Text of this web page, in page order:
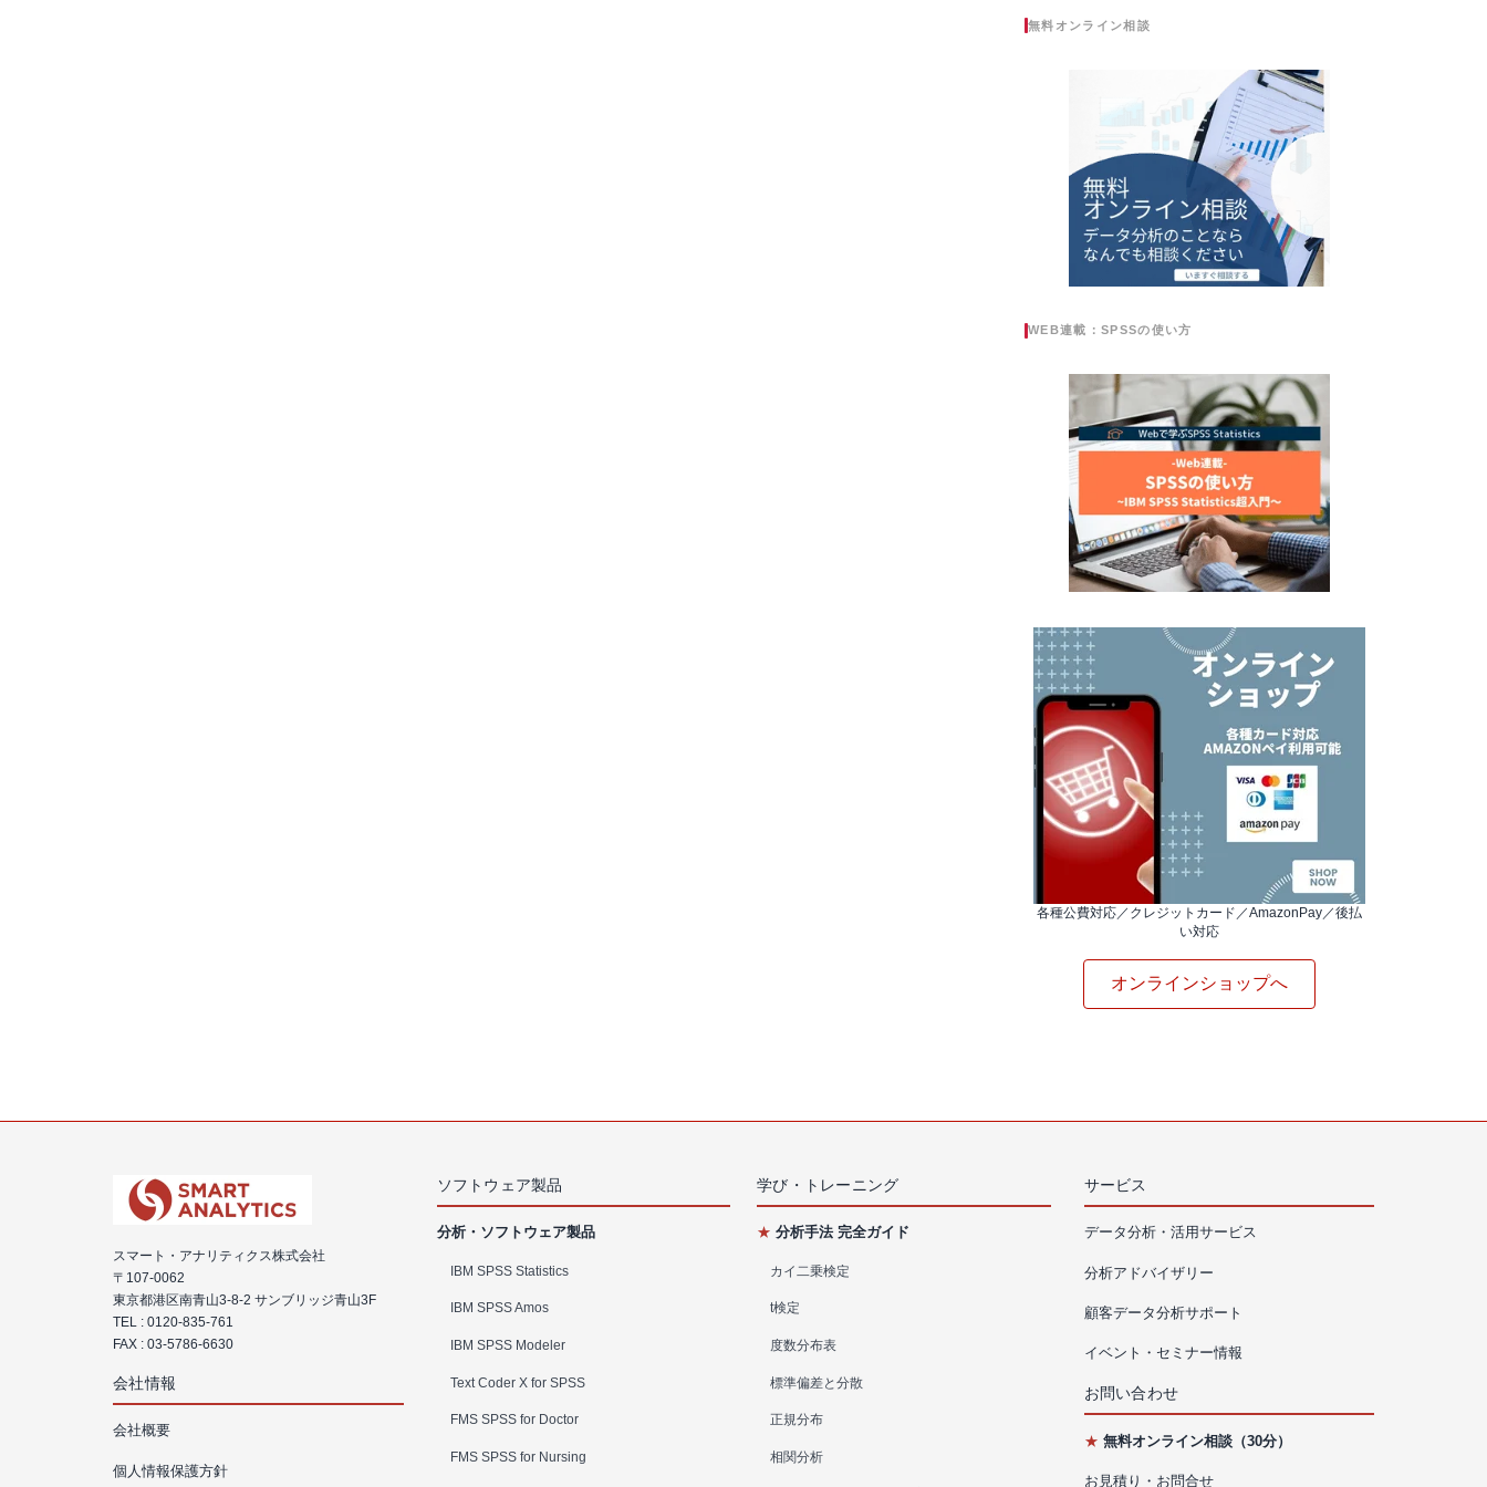
無料オンライン相談
WEB連載：SPSSの使い方
各種公費対応／クレジットカード／AmazonPay／後払
い対応
オンラインショップへ
スマート・アナリティクス株式会社
〒107-0062
東京都港区南青山3-8-2 サンブリッジ青山3F
TEL : 0120-835-761
FAX : 03-5786-6630
会社情報
会社概要
個人情報保護方針
ソフトウェア製品
分析・ソフトウェア製品
IBM SPSS Statistics
IBM SPSS Amos
IBM SPSS Modeler
Text Coder X for SPSS
FMS SPSS for Doctor
FMS SPSS for Nursing
学び・トレーニング
★ 分析手法 完全ガイド
カイ二乗検定
t検定
度数分布表
標準偏差と分散
正規分布
相関分析
サービス
データ分析・活用サービス
分析アドバイザリー
顧客データ分析サポート
イベント・セミナー情報
お問い合わせ
★ 無料オンライン相談（30分）
お見積り・お問合せ